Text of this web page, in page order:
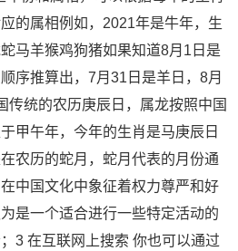
的属相例如，2021年是牛年，生
马羊猴鸡狗猪如果知道8月1日是
序推算出，7月31日是羊日，8月
传统的农历庚辰日，属龙按照中国
甲午年，今年的生肖是马庚辰日
农历的蛇月，蛇月代表的月份通
中国文化中象征着权力尊严和好
是一个适合进行一些特定活动的
3 在互联网上搜索 你也可以通过